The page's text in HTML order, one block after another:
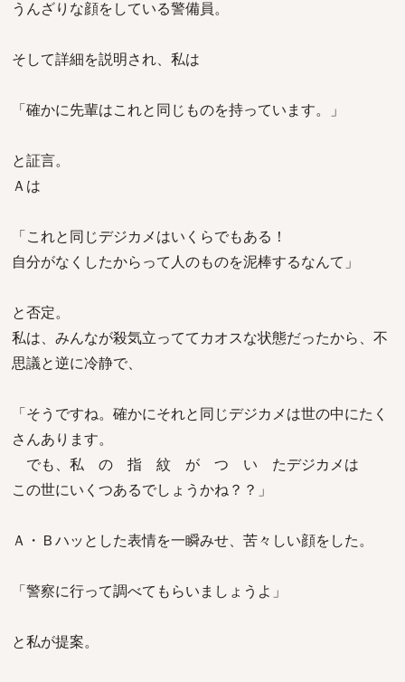
うんざりな顔をしている警備員。
そして詳細を説明され、私は
「確かに先輩はこれと同じものを持っています。」
と証言。
Ａは
「これと同じデジカメはいくらでもある！
自分がなくしたからって人のものを泥棒するなんて」
と否定。
私は、みんなが殺気立っててカオスな状態だったから、不
思議と逆に冷静で、
「そうですね。確かにそれと同じデジカメは世の中にたく
さんあります。
でも、私 の 指 紋 が つ い たデジカメは
この世にいくつあるでしょうかね？？」
Ａ・Ｂハッとした表情を一瞬みせ、苦々しい顔をした。
「警察に行って調べてもらいましょうよ」
と私が提案。